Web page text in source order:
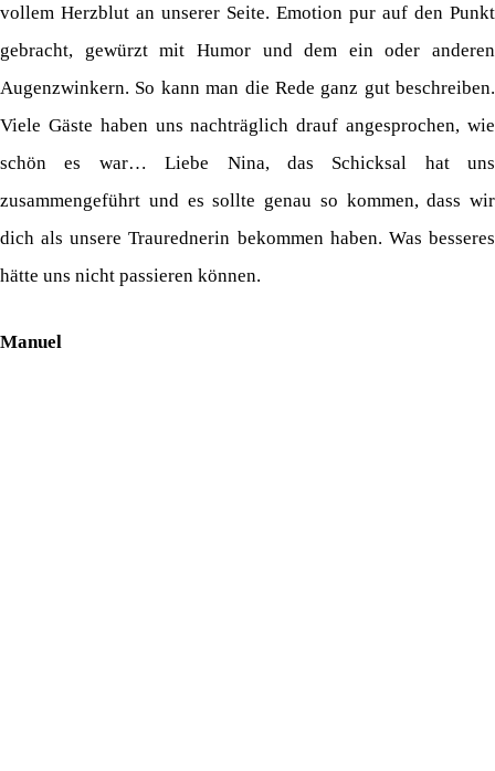
vollem Herzblut an unserer Seite. Emotion pur auf den Punkt
gebracht, gewürzt mit Humor und dem ein oder anderen
Augenzwinkern. So kann man die Rede ganz gut beschreiben.
Viele Gäste haben uns nachträglich drauf angesprochen, wie
schön es war… Liebe Nina, das Schicksal hat uns
zusammengeführt und es sollte genau so kommen, dass wir
dich als unsere Traurednerin bekommen haben. Was besseres
hätte uns nicht passieren können.
Manuel